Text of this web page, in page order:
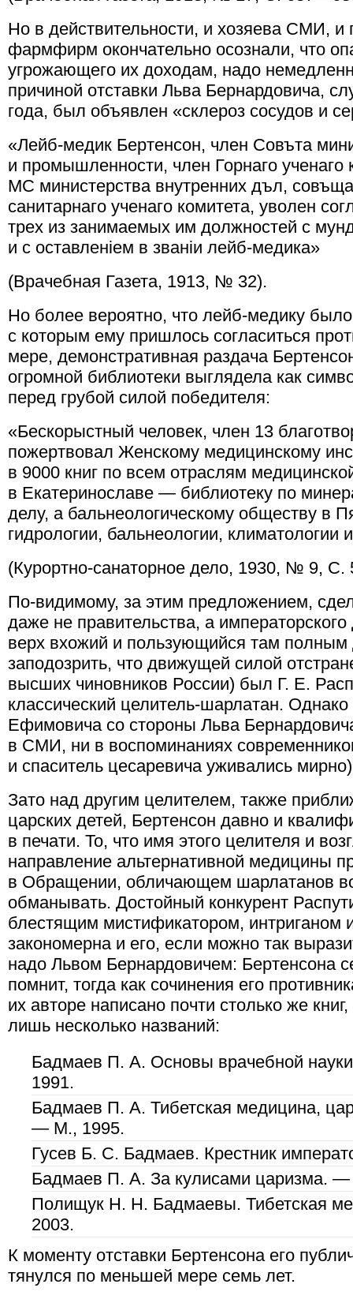
Но в действительности, и хозяева СМИ, и
фармфирм окончательно осознали, что
угрожающего их доходам, надо
причиной отставки Льва Бернардовича,
года, был объявлен «склероз сосудов и
«Лейб-медик Бертенсон, член Совъта
и промышленности, член Горнаго
МС министерства внутренних дъл,
санитарнаго ученаго комитета, уволен
трех из занимаемых им должностей с
и с оставленiем в званiи лейб-медика»
(Врачебная Газета, 1913, № 32).
Но более вероятно, что лейб-медику
с которым ему пришлось согласиться
мере, демонстративная раздача
огромной библиотеки выглядела как
перед грубой силой победителя:
«Бескорыстный человек, член 13
пожертвовал Женскому медицинскому
в 9000 книг по всем отраслям
в Екатеринославе — библиотеку по
делу, а бальнеологическому обществу в
гидрологии, бальнеологии, климатологии
(Курортно-санаторное дело, 1930, № 9,
По-видимому, за этим предложением,
даже не правительства, а
верх вхожий и пользующийся там
заподозрить, что движущей силой
высших чиновников России) был Г. Е.
классический целитель-шарлатан.
Ефимовича со стороны Льва
в СМИ, ни в воспоминаниях
и спаситель цесаревича уживались
Зато над другим целителем, также
царских детей, Бертенсон давно и
в печати. То, что имя этого целителя и
направление альтернативной медицины
в Обращении, обличающем шарлатанов
обманывать. Достойный конкурент
блестящим мистификатором, интриганом
закономерна и его, если можно так
надо Львом Бернардовичем: Бертенсона
помнит, тогда как сочинения его
их авторе написано почти столько же
лишь несколько названий:
Бадмаев П. А. Основы врачебной
1991.
Бадмаев П. А. Тибетская медицина,
— М., 1995.
Гусев Б. С. Бадмаев. Крестник
Бадмаев П. А. За кулисами царизма. —
Полищук Н. Н. Бадмаевы. Тибетская
2003.
К моменту отставки Бертенсона его
тянулся по меньшей мере семь лет.